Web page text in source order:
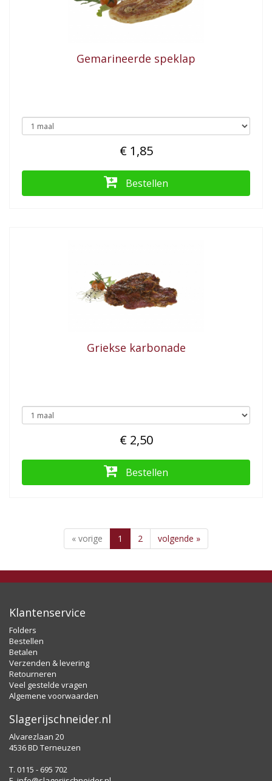
Gemarineerde speklap
€ 1,85
Bestellen
Griekse karbonade
€ 2,50
Bestellen
« vorige 1 2 volgende »
Klantenservice
Folders
Bestellen
Betalen
Verzenden & levering
Retourneren
Veel gestelde vragen
Algemene voorwaarden
Slagerijschneider.nl
Alvarezlaan 20
4536 BD Terneuzen
T. 0115 - 695 702